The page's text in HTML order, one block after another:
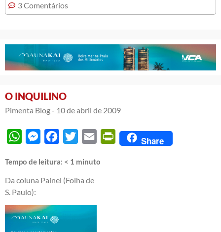
3 Comentários
O INQUILINO
Pimenta Blog - 10 de abril de 2009
WhatsAppMessengerFacebook
Twitter Email PrintFriendly
Share
Tempo de leitura: < 1 minuto
Da coluna Painel (Folha de
S. Paulo):